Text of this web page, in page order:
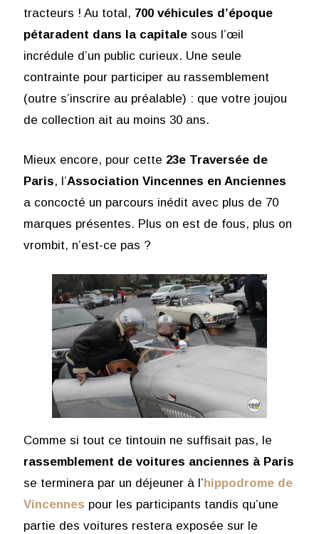
tracteurs ! Au total, 700 véhicules d’époque
pétaradent dans la capitalesous l’œil
incrédule d’un public curieux. Une seule
contrainte pour participer au rassemblement
(outre s’inscrire au préalable) : que votre joujou
de collection ait au moins 30 ans.
Mieux encore, pour cette 23e Traversée de
Paris, l’Association Vincennes en Anciennes
a concocté un parcours inédit avec plus de 70
marques présentes. Plus on est de fous, plus on
vrombit, n’est-ce pas ?
Comme si tout ce tintouin ne suffisait pas, le
rassemblement de voitures anciennes à Paris
se terminera par un déjeuner à l’hippodrome de
Vincennes pour les participants tandis qu’une
partie des voitures restera exposée sur le